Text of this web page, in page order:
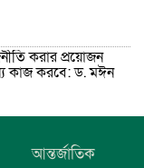
করার প্রয়োজন
কাজ করবে: ড. মঈন
মাইক্রোবাস চালকের
আন্তর্জাতিক